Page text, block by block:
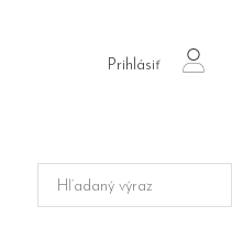
Prihlásiť
login